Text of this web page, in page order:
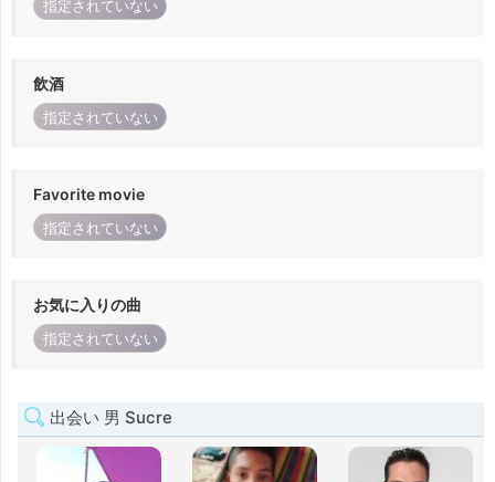
指定されていない
飲酒
指定されていない
Favorite movie
指定されていない
お気に入りの曲
指定されていない
出会い 男 Sucre